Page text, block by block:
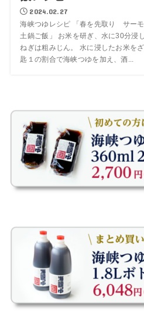
2024.02.27
海峡つゆレシピ 「春を先取り サー
土鍋ご飯」 お米を研ぎ、水に30分浸
ねぎは粗みじん。 水に浸したお米を
匙１の割合で海峡つゆを加え、酒...